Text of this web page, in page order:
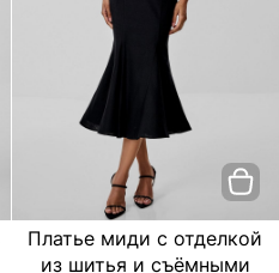
Платье миди с отделкой
из шитья и съёмными